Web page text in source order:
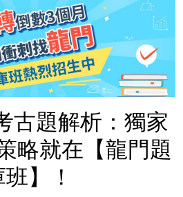
古題解析：獨家
略就在【龍門題
班】！